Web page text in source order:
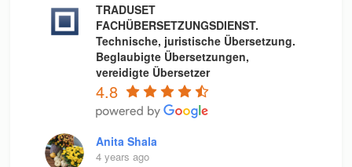
TRADUSET
FACHÜBERSETZUNGSDIENST.
Technische, juristische Übersetzung.
Beglaubigte Übersetzungen,
vereidigte Übersetzer
4.8
Anita Shala
4 years ago